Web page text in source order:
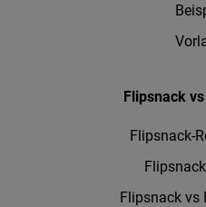
Flipsnack
Flipsnack-
Flipsnack vs